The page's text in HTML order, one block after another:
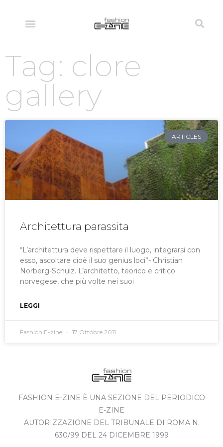
Tag: clore
gallery
ARTICLES
Architettura parassita
“L’architettura deve rispettare il luogo, integrarsi con
esso, ascoltare cioè il suo genius loci”- Christian
Norberg-Schulz. L’architetto, teorico e critico
norvegese, che più volte nei suoi
LEGGI
Fashion E-zine 17 Ottobre 2011
FASHION E-ZINE È UNA SEZIONE DEL PERIODICO
E-ZINE
AUTORIZZAZIONE DEL TRIBUNALE DI ROMA N.
630/99 DEL 24 DICEMBRE 1999